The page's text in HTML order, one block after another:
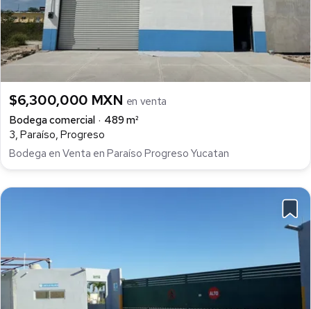
$6,300,000 MXN en venta
Bodega comercial
489 m²
3, Paraíso, Progreso
Bodega en Venta en Paraíso Progreso Yucatan